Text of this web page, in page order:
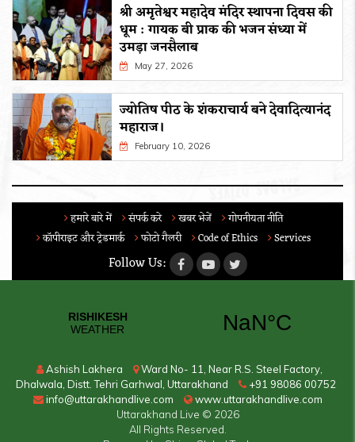
श्री अमृतेश्वर महादेव मंदिर स्थापना दिवस की
धूम : गायक बी प्राक की भजन संध्या में
उमड़ा जनसैलाब
May 27, 2026
ज्योतिष पीठ के शंकराचार्य बने देवादित्यानंद
महाराज।
February 10, 2026
हमारे बारे में संपर्क करे खबर भेजें
गोपनीयता नीति
कॉपीराइट और ट्रेडमार्क
फोटो गैलरी Code of Ethics Services
Follow Us:
Ashish Lakhera
Ward No- 11, Near R.S. Steel Factory,
Dhalwala, Distt. Tehri Garhwal, Uttarakhand
+91 98086 00752
info@uttarakhandlive.com
www.uttarakhandlive.com
Uttarakhand Live © 2026
All Rights Reserved.